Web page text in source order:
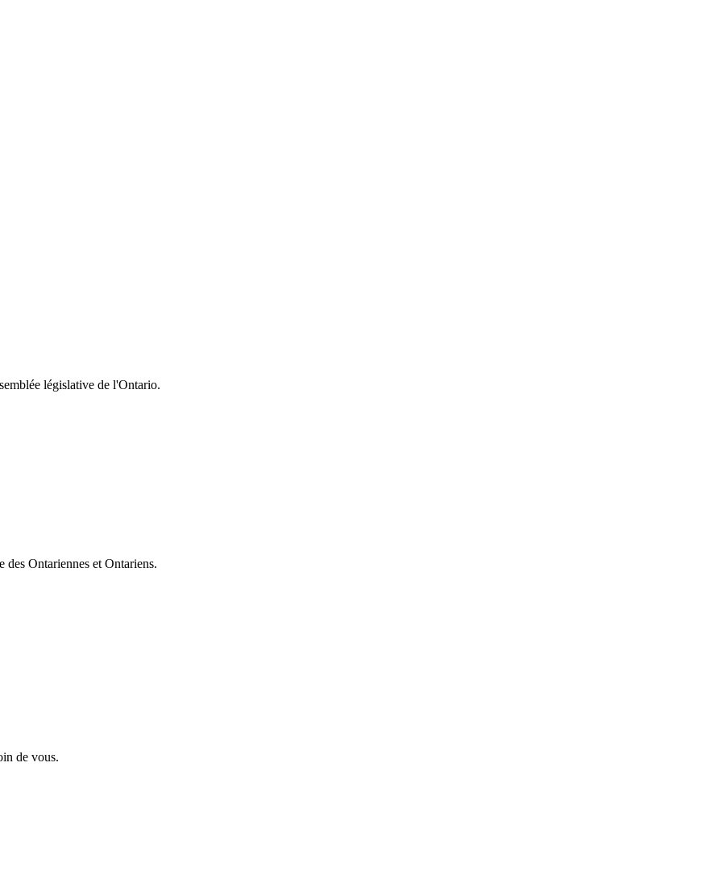
législative de l'Ontario.
Ontariennes et Ontariens.
de vous.